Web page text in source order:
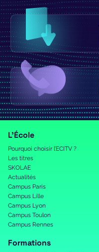
L’École
Pourquoi choisir l’ECITV ?
Les titres
SKOLAE
Actualités
Campus Paris
Campus Lille
Campus Lyon
Campus Toulon
Campus Rennes
Formations